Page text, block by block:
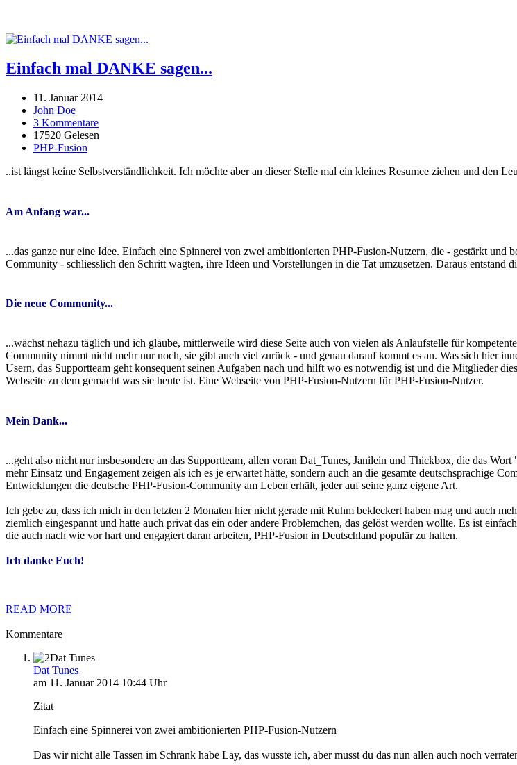
Einfach mal DANKE sagen...
11. Januar 2014
John Doe
3 Kommentare
17520 Gelesen
PHP-Fusion
..ist längst keine Selbstverständlichkeit. Ich möchte aber an dieser Stelle mal ein kleines Resumee ziehen und den
Am Anfang war...
...das ganze nur eine Idee. Einfach eine Spinnerei von zwei ambitionierten PHP-Fusion-Nutzern, die - gestärkt
Community - schliesslich den Schritt wagten, ihre Ideen und Vorstellungen in die Tat umzusetzen. Daraus entstand
Die neue Community...
...wächst nehazu täglich und ich glaube, mittlerweile wird diese Seite auch von vielen als Anlaufstelle für
Community nimmt nicht mehr nur noch, sie gibt auch viel zurück - und genau darauf kommt es an. Was sich hier
Usern, das Supportteam geht konsequent seinen Aufgaben nach und hilft wo es notwendig ist und die Mitglieder
Webseite zu dem gemacht was sie heute ist. Eine Webseite von PHP-Fusion-Nutzern für PHP-Fusion-Nutzer.
Mein Dank...
...geht also nicht nur insbesondere an das Supportteam, allen voran Dat_Tunes, Janilein und Thickbox, die das
mehr Einsatz und Engagement zeigen als ich es je erwartet hätte, sondern auch an die gesamte deutschsprachige
Entwicklungen die deutsche PHP-Fusion-Community am Leben erhält, jeder auf seine ganz eigene Art.
Ich gebe zu, dass ich mich in den letzten 2 Monaten hier nicht gerade mit Ruhm bekleckert haben mag und auch
ziemlich eingespannt und hatte auch privat das ein oder andere Problemchen, das gelöst werden wollte. Es ist
die auch nach wie vor hart und engagiert daran arbeiten, PHP-Fusion in Deutschland populär zu halten.
Ich danke Euch!
READ MORE
Kommentare
Dat Tunes
Dat Tunes
am 11. Januar 2014 10:44 Uhr
Zitat
Einfach eine Spinnerei von zwei ambitionierten PHP-Fusion-Nutzern
Das wir nicht alle Tassen im Schrank habe Lay, das wusste ich, aber musst du das nun allen auch noch